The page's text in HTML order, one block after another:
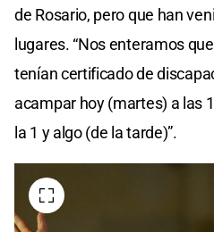
de Rosario, pero que han
lugares. “Nos enteramos
tenían certificado de
acampar hoy (martes) a las
la 1 y algo (de la tarde)”.